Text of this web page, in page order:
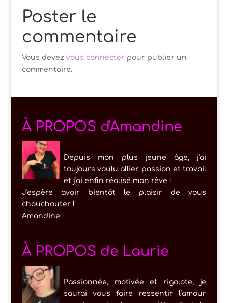
Poster le
commentaire
Vous devez vous connecter pour publier un
commentaire.
À PROPOS d'Amandine
Depuis mon plus jeune âge, j'ai
toujours voulu allier passion et travail
et j'ai enfin réalisé mon rêve !
J'espère avoir bientôt le plaisir de vous
chouchouter !
Amandine
À PROPOS de Laurie
Passionnée, motivée et rigolote, je
saurai vous faire ressentir l’amour